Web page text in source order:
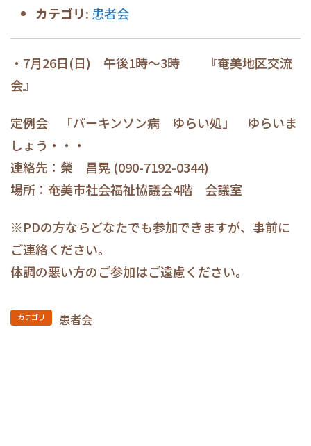
カテゴリ: 患者会
・7月26日(日) 午後1時～3時 『奄美地区交流
会』
定例会 「パーキンソン病 ゆらい処」 ゆらいま
しょう・・・
連絡先：榮 昌晃 (090-7192-0344)
場所：奄美市社会福祉協議会4階 会議室
※PDの方ならどなたでも参加できますが、事前に
ご連絡ください。
体調の悪い方のご参加はご遠慮ください。
カテゴリ 患者会